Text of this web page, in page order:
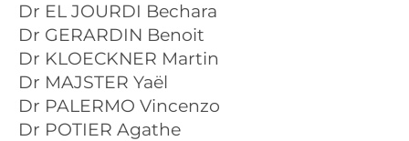
Dr EL JOURDI Bechara
Dr GERARDIN Benoit
Dr KLOECKNER Martin
Dr MAJSTER Yaël
Dr PALERMO Vincenzo
Dr POTIER Agathe